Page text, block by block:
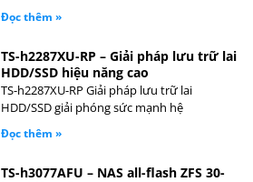
Đọc thêm »
TS-h2287XU-RP – Giải pháp lưu trữ lai
HDD/SSD hiệu năng cao
TS-h2287XU-RP Giải pháp lưu trữ lai
HDD/SSD giải phóng sức mạnh hệ
Đọc thêm »
TS-h3077AFU – NAS all-flash ZFS 30-